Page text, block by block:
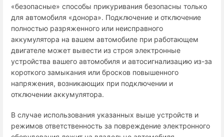
«безопасные» способы прикуривания безопасны только
для автомобиля «донора». Подключение и отключение
полностью разряженного или неисправного
аккумулятора на вашем автомобиле при работающем
двигателе может вывести из строя электронные
устройства вашего автомобиля и автосигнализацию из-за
короткого замыкания или бросков повышенного
напряжения, возникающих при подключении и
отключении аккумулятора.
В случае использования указанных выше устройств и
режимов ответственность за повреждение электронного